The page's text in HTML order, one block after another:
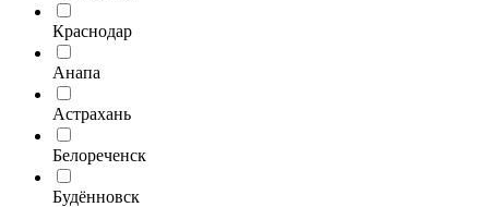
Краснодар
Анапа
Астрахань
Белореченск
Будённовск